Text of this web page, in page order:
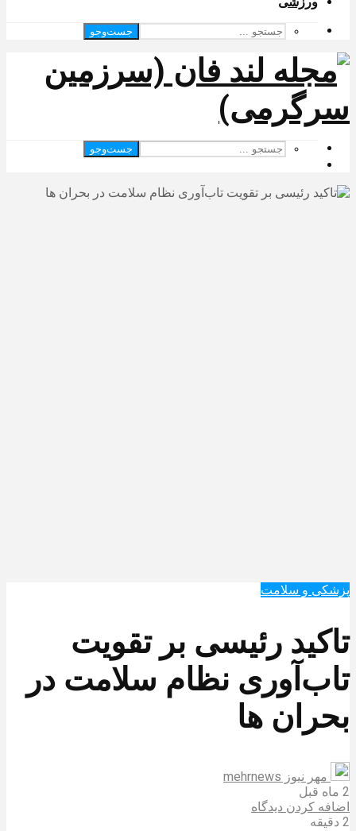
جست‌وجو
جست‌وجو
پزشکی و سلامت
تاکید رئیسی بر تقویت
تاب‌آوری نظام سلامت در
بحران ها
مهر نیوز mehrnews
2 ماه قبل
اضافه کردن دیدگاه
2 دقیقه